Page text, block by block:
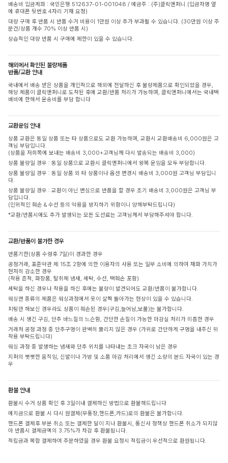
배송비 입금계좌 : 국민은행 512637-01-001048 / 예금주 : (주)클릭앤퍼니 (입금자명 옆
에 휴대폰 뒷번호 4자리 기재 요청)
대량 구매 후 반품 시 반품 수거 비용이 1만원 이상 추가 부과될 수 있습니다. (30만원 이상 주
문건/상품 개수 70% 이상 반품 시)
상습적인 대량 반품 시 구매에 제한이 있을 수 있습니다.
해외에서 확인된 불량제품
반품/교환 안내
국내에서 배송 받은 상품을 개인적으로 해외에 전달하신 후 불량제품으로 확인되었을 경우,
해당 제품이 클릭앤퍼니로 도착된 후에 교환/반품 처리가 가능하며, 클릭앤퍼니에서는 국내택
배비에 한해서 운송비를 부담 합니다
교환운임 안내
상품 교환은 동일 상품 또는 타 상품으로도 교환 가능하며, 교환시 교환배송비 6,000원은 고
객님 부담입니다.
(상품을 저희쪽에 보내는 배송비 3,000+고객님께 다시 발송되는 배송비 3,000)
상품 불량일 경우 : 동일 상품으로 교환시 클릭앤퍼니에서 왕복 운임을 모두 부담합니다.
상품 불량일 경우 : 동일 상품 외 타 상품이나 옵션 변경시 배송비 3,000원 고객님 부담입니
다.
상품 불량일 경우 : 교환이 아닌 변심으로 반품을 할 경우 초기 배송비 3,000원은 고객님 부
담입니다.
(인위적인 훼손 & 수선 등의 악용을 방지하기 위함이니 양해부탁드립니다)
*교환/반품시에도 추가 발생되는 모든 도선료는 고객님께서 부담해주셔야 합니다.
교환/반품이 불가한 경우
반품기한(상품 수령후 7일)이 경과한 경우
공정거래, 표준약관 제 15조 2항에 의한 이용자의 사용 또는 일부 소비에 의하여 재화 가치가
현저히 감소한 경우
(착용 흔적, 화장품, 탈취제 냄새, 세탁, 수선, 택훼손 포함)
세탁을 하신 경우나 착용을 하신 후에는 불량이 발견되어도 교환/반품이 불가합니다.
워싱면 종류의 제품은 워싱과정에서 옷이 살짝 돌아가는 현상이 있을 수 있습니다.
피팅만 해보신 경우라도 상품이 훼손된 경우(구김,늘어남,보풀)는 불가합니다.
배송 시 생긴 구김, 단추 바느질의 느슨함, 간단한 손질이 가능한 마감실 처리가 미흡한 경우
거래처 공정 과정 중 단추구멍이 완벽히 뚫리지 않은 경우 (가위로 간단하게 구멍을 내주신 뒤
착용 부탁드립니다)
워싱 과정 중 발생하는 냄새와 단추 위치를 나타내는 초크 자국이 남은 경우
지퍼의 뻣뻣한 움직임, 신발이나 가방 및 소품 마감 처리에서 생긴 소량의 본드 자국이 있는 경
우
환불 안내
환불시 수거 상품 확인 후 3일이내 결제하신 방법으로 환불해드립니다
예치금으로 환불 시 다시 원결제(무통장,핸드폰,카드)로의 환불은 불가합니다.
핸드폰 결제후 부분 취소 또는 결제한 달이 지나 환불시, 통신사 정책상 핸드폰 취소가 되지않
아 반품시 결제금액의 3.75%가 차감 후 환불됩니다.
적립금과 복합 결제하여 주문하였을 경우 환불 요청시 적립금이 우선적으로 환원됩니다.